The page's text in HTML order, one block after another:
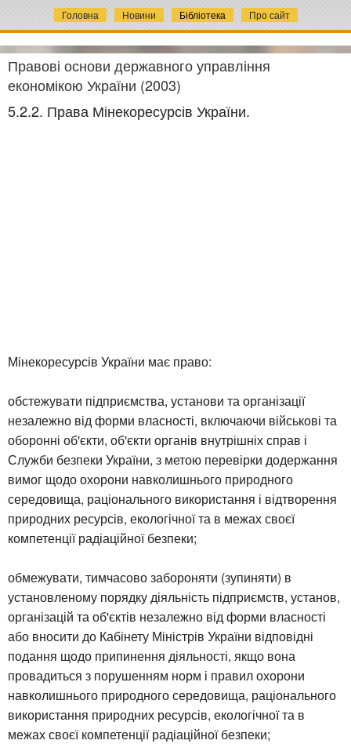
Головна Новини Бібліотека Про сайт
Правові основи державного управління
економікою України (2003)
5.2.2. Права Мінекоресурсів України.
Мінекоресурсів України має право:
обстежувати підприємства, установи та організації
незалежно від форми власності, включаючи військові та
оборонні об'єкти, об'єкти органів внутрішніх справ і
Служби безпеки України, з метою перевірки додержання
вимог щодо охорони навколишнього природного
середовища, раціонального використання і відтворення
природних ресурсів, екологічної та в межах своєї
компетенції радіаційної безпеки;
обмежувати, тимчасово забороняти (зупиняти) в
установленому порядку діяльність підприємств, установ,
організацій та об'єктів незалежно від форми власності
або вносити до Кабінету Міністрів України відповідні
подання щодо припинення діяльності, якщо вона
провадиться з порушенням норм і правил охорони
навколишнього природного середовища, раціонального
використання природних ресурсів, екологічної та в
межах своєї компетенції радіаційної безпеки;